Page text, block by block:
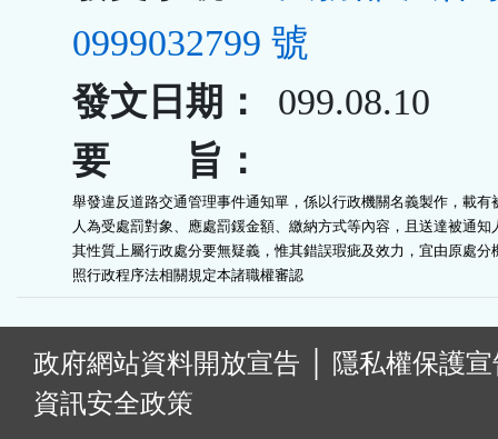
0999032799 號
發文日期：
099.08.10
要 旨：
舉發違反道路交通管理事件通知單，係以行政機關名義製作，載有
人為受處罰對象、應處罰鍰金額、繳納方式等內容，且送達被通知
其性質上屬行政處分要無疑義，惟其錯誤瑕疵及效力，宜由原處分
照行政程序法相關規定本諸職權審認
政府網站資料開放宣告
隱私權保護
資訊安全政策